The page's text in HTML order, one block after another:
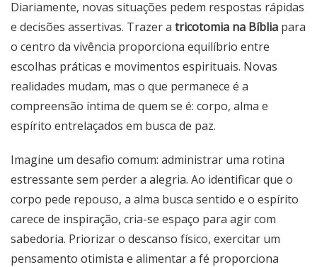
Diariamente, novas situações pedem respostas rápidas
e decisões assertivas. Trazer a tricotomia na Bíblia para
o centro da vivência proporciona equilíbrio entre
escolhas práticas e movimentos espirituais. Novas
realidades mudam, mas o que permanece é a
compreensão íntima de quem se é: corpo, alma e
espírito entrelaçados em busca de paz.
Imagine um desafio comum: administrar uma rotina
estressante sem perder a alegria. Ao identificar que o
corpo pede repouso, a alma busca sentido e o espírito
carece de inspiração, cria-se espaço para agir com
sabedoria. Priorizar o descanso físico, exercitar um
pensamento otimista e alimentar a fé proporciona